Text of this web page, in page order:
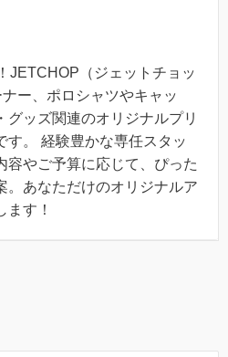
JETCHOP（ジェットチョッ
ー、ポロシャツやキャッ
グッズ関連のオリジナルプリ
す。 経験豊かな専任スタッ
容やご予算に応じて、ぴった
。あなただけのオリジナルア
ます！